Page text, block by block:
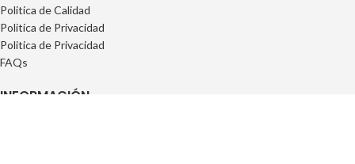
Politica de Calidad
Politica de Privacidad
Politica de Privacidad
FAQs
INFORMACIÓN